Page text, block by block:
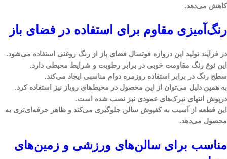
کاهش می‌دهد.
رنگ‌آمیزی مقاوم برای استفاده در فضای باز
در فرآیند تولید این دروازه فوتسال فضای باز از رنگ روغنی استفاده می‌شود.
این نوع رنگ مقاومت خوبی در برابر رطوبت و شرایط محیطی دارد.
سطح رنگ در برابر استفاده روزمره دوام مناسبی ایجاد می‌کند.
به همین دلیل می‌توان از این محصول در محیط‌های روباز نیز استفاده کرد.
درپوش انتهای تیرک‌های عمودی نیز نصب شده است.
این قطعه از آسیب به کفپوش سالن جلوگیری می‌کند و ظاهر حرفه‌ای‌تری به
محصول می‌دهد.
مناسب برای سالن‌های ورزشی و زمین‌های